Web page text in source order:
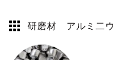
研磨材 アルミ二